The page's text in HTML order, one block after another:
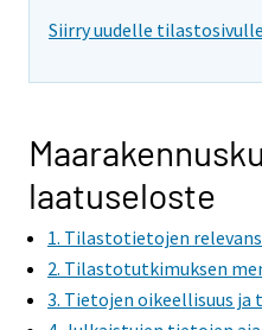
Siirry uudelle tilastosivulle
laatuseloste
1. Tilastotietojen
2. Tilastotutkimuksen
3. Tietojen oikeellisuus ja